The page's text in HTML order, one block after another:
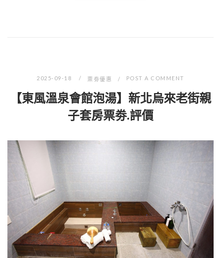
2025-09-18 票劵優惠 POST A COMMENT
【東風溫泉會館泡湯】新北烏來老街親
子套房票劵.評價